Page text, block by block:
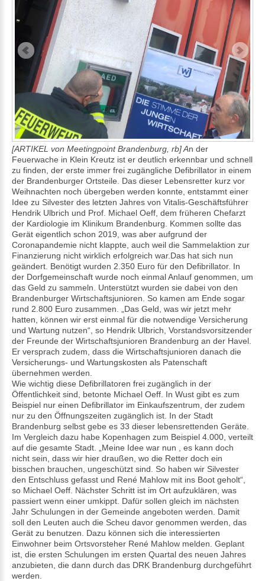
[ARTIKEL von Meetingpoint Brandenburg, rb] An der
Feuerwache in Klein Kreutz ist er deutlich erkennbar und schnell
zu finden, der erste immer frei zugängliche Defibrillator in einem
der Brandenburger Ortsteile. Das dieser Lebensretter kurz vor
Weihnachten noch übergeben werden konnte, entstammt einer
Idee zu Silvester des letzten Jahres von Vitalis-Geschäftsführer
Hendrik Ulbrich und Prof. Michael Oeff, dem früheren Chefarzt
der Kardiologie im Klinikum Brandenburg. Kommen sollte das
Gerät eigentlich schon 2019, was aber aufgrund der
Coronapandemie nicht klappte, auch weil die Sammelaktion zur
Finanzierung nicht wirklich erfolgreich war.Das hat sich nun
geändert. Benötigt wurden 2.350 Euro für den Defibrillator. In
der Dorfgemeinschaft wurde noch einmal Anlauf genommen, um
das Geld zu sammeln. Unterstützt wurden sie dabei von den
Brandenburger Wirtschaftsjunioren. So kamen am Ende sogar
rund 2.800 Euro zusammen. „Das Geld, was wir jetzt mehr
hatten, können wir erst einmal für die notwendige Versicherung
und Wartung nutzen“, so Hendrik Ulbrich, Vorstandsvorsitzender
der Freunde der Wirtschaftsjunioren Brandenburg an der Havel.
Er versprach zudem, dass die Wirtschaftsjunioren danach die
Versicherungs- und Wartungskosten als Patenschaft
übernehmen werden.
Wie wichtig diese Defibrillatoren frei zugänglich in der
Öffentlichkeit sind, betonte Michael Oeff. In Wust gibt es zum
Beispiel nur einen Defibrillator im Einkaufszentrum, der zudem
nur zu den Öffnungszeiten zugänglich ist. In der Stadt
Brandenburg selbst gebe es 33 dieser lebensrettenden Geräte.
Im Vergleich dazu habe Kopenhagen zum Beispiel 4.000, verteilt
auf die gesamte Stadt. „Meine Idee war nun , es kann doch
nicht sein, dass wir hier draußen, wo die Retter doch ein
bisschen brauchen, ungeschützt sind. So haben wir Silvester
den Entschluss gefasst und René Mahlow mit ins Boot geholt“,
so Michael Oeff. Nächster Schritt ist im Ort aufzuklären, was
passiert wenn einer umkippt. Dafür sollen gleich im nächsten
Jahr Schulungen in der Gemeinde angeboten werden. Damit
soll den Leuten auch die Scheu davor genommen werden, das
Gerät zu benutzen. Dazu können sich die interessierten
Einwohner beim Ortsvorsteher René Mahlow melden. Geplant
ist, die ersten Schulungen im ersten Quartal des neuen Jahres
anzubieten, die dann durch das DRK Brandenburg durchgeführt
werden.